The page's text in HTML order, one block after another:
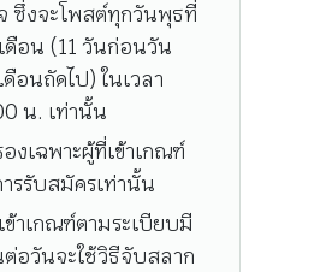
ซึ่งจะโพสต์ทุกวันพุธที่
ดือน (11 วันก่อนวัน
ดือนถัดไป) ในเวลา
น. เท่านั้น
งเฉพาะผู้ที่เข้าเกณฑ์
รรับสมัครเท่านั้น
าเกณฑ์ตามระเบียบมี
อวันจะใช้วิธีจับสลาก